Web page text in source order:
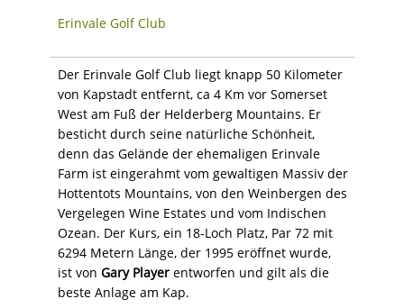
Erinvale Golf Club
Der Erinvale Golf Club liegt knapp 50 Kilometer
von Kapstadt entfernt, ca 4 Km vor Somerset
West am Fuß der Helderberg Mountains. Er
besticht durch seine natürliche Schönheit,
denn das Gelände der ehemaligen Erinvale
Farm ist eingerahmt vom gewaltigen Massiv der
Hottentots Mountains, von den Weinbergen des
Vergelegen Wine Estates und vom Indischen
Ozean. Der Kurs, ein 18-Loch Platz, Par 72 mit
6294 Metern Länge, der 1995 eröffnet wurde,
ist von Gary Player entworfen und gilt als die
beste Anlage am Kap.